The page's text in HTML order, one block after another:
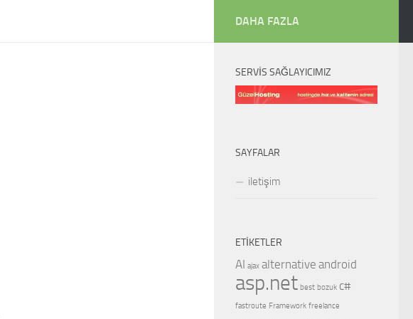
DAHA FAZLA
SERVIS SAĞLAYICIMIZ
SAYFALAR
iletişim
ETIKETLER
AI ajax alternative android
asp.net best bozuk c#
fastroute Framework freelance